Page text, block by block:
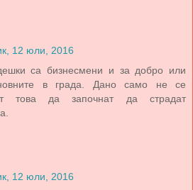
12 юли, 2016
са бизнесмени и за добро или
в града. Дано само не се
това да започнат да страдат
12 юли, 2016